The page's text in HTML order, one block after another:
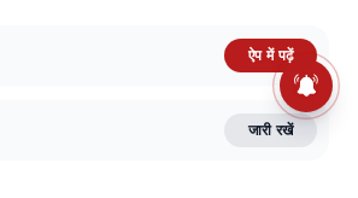
TERMS AND CONDITIONS
FACT CHECKING POLICY
ऐप में पढ़ें
जारी रखें